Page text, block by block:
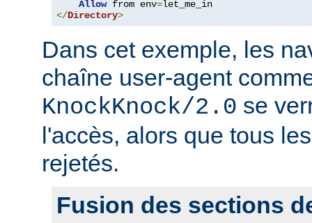
Allow from env=
</Directory>
Dans cet exemple, les
chaîne user-agent
KnockKnock/2.0 se
l'accès, alors que tous
rejetés.
Fusion des sections